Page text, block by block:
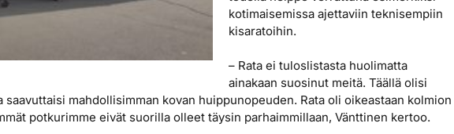
kotimaisemissa ajettaviin teknisempiin
kisaratoihin.
– Rata ei tuloslistasta huolimatta
ainakaan suosinut meitä. Täällä olisi
mahdollisimman kovan huippunopeuden. Rata oli oikeastaan kolmion
potkurimme eivät suorilla olleet täysin parhaimmillaan, Vänttinen kertoo.